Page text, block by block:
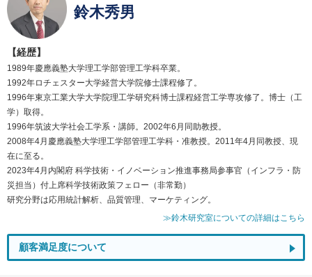
鈴木秀男
【経歴】
1989年慶應義塾大学理工学部管理工学科卒業。
1992年ロチェスター大学経営大学院修士課程修了。
1996年東京工業大学大学院理工学研究科博士課程経営工学専攻修了。博士（工
学）取得。
1996年筑波大学社会工学系・講師。2002年6月同助教授。
2008年4月慶應義塾大学理工学部管理工学科・准教授。2011年4月同教授、現
在に至る。
2023年4月内閣府 科学技術・イノベーション推進事務局参事官（インフラ・防
災担当）付上席科学技術政策フェロー（非常勤）
研究分野は応用統計解析、品質管理、マーケティング。
≫鈴木研究室についての詳細はこちら
顧客満足度について